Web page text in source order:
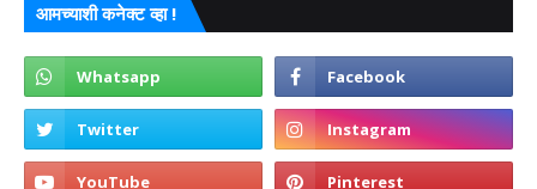
आमच्याशी कनेक्ट व्हा !